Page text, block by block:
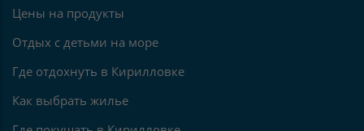
Цены на продукты
Отдых с детьми на море
Где отдохнуть в Кирилловке
Как выбрать жилье